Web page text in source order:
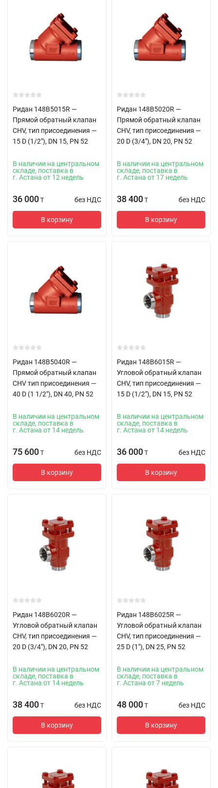
Ридан 148B5015R —
Прямой обратный клапан
CHV, тип присоединения —
15 D (1/2"), DN 15, PN 52
В наличии на центральном
складе, поставка в
г. Астана от 12 недель
36 000 T без НДС
В корзину
Ридан 148B5020R —
Прямой обратный клапан
CHV, тип присоединения —
20 D (3/4"), DN 20, PN 52
В наличии на центральном
складе, поставка в
г. Астана от 17 недель
38 400 T без НДС
В корзину
Ридан 148B5040R —
Прямой обратный клапан
CHV тип присоединения —
40 D (1 1/2"), DN 40, PN 52
В наличии на центральном
складе, поставка в
г. Астана от 14 недель
75 600 T без НДС
В корзину
Ридан 148B6015R —
Угловой обратный клапан
CHV, тип присоединения —
15 D (1/2"), DN 15, PN 52
В наличии на центральном
складе, поставка в
г. Астана от 14 недель
36 000 T без НДС
В корзину
Ридан 148B6020R —
Угловой обратный клапан
CHV, тип присоединения —
20 D (3/4"), DN 20, PN 52
В наличии на центральном
складе, поставка в
г. Астана от 14 недель
38 400 T без НДС
В корзину
Ридан 148B6025R —
Угловой обратный клапан
CHV, тип присоединения —
25 D (1"), DN 25, PN 52
В наличии на центральном
складе, поставка в
г. Астана от 7 недель
48 000 T без НДС
В корзину